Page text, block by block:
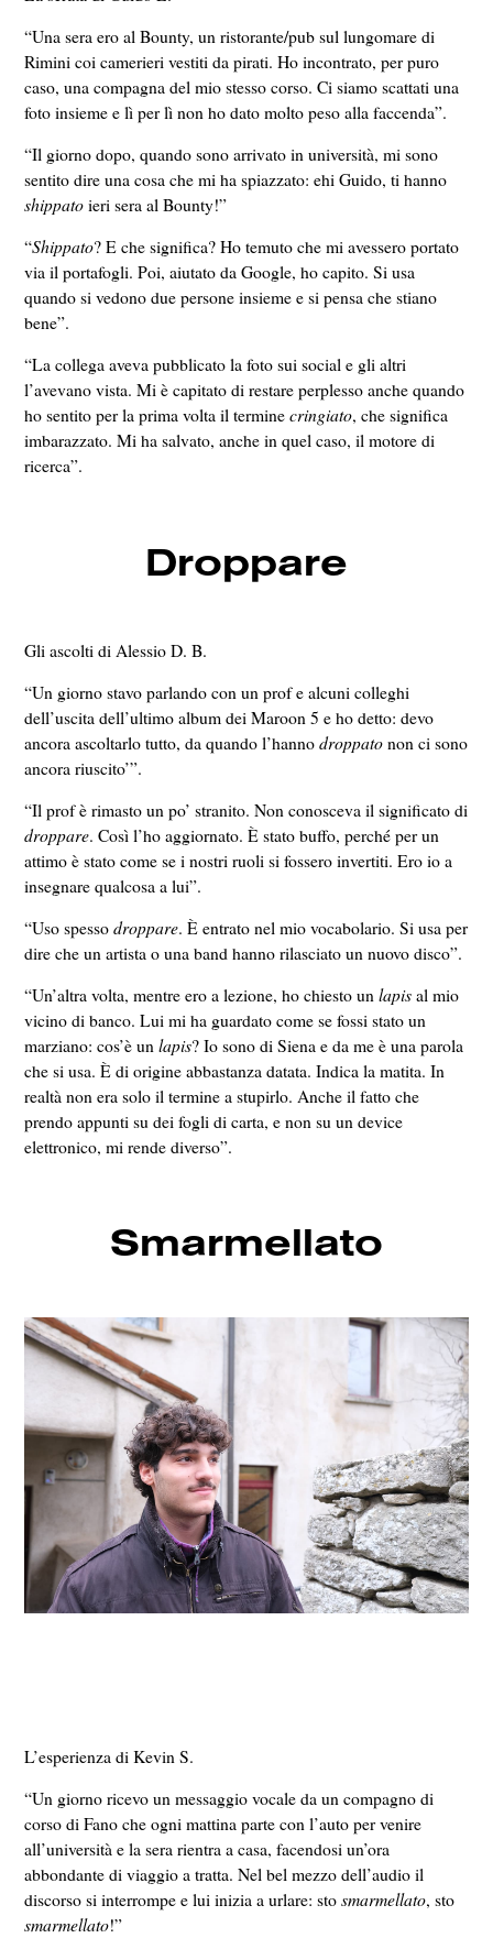
“Una sera ero al Bounty, un ristorante/pub sul lungomare di
Rimini coi camerieri vestiti da pirati. Ho incontrato, per puro
caso, una compagna del mio stesso corso. Ci siamo scattati una
foto insieme e lì per lì non ho dato molto peso alla faccenda”.
“Il giorno dopo, quando sono arrivato in università, mi sono
sentito dire una cosa che mi ha spiazzato: ehi Guido, ti hanno
shippatoieri sera al Bounty!”
“Shippato? E che significa? Ho temuto che mi avessero portato
via il portafogli. Poi, aiutato da Google, ho capito. Si usa
quando si vedono due persone insieme e si pensa che stiano
bene”.
“La collega aveva pubblicato la foto sui social e gli altri
l’avevano vista. Mi è capitato di restare perplesso anche quando
ho sentito per la prima volta il terminecringiato, che significa
imbarazzato. Mi ha salvato, anche in quel caso, il motore di
ricerca”.
Droppare
Gli ascolti di Alessio D. B.
“Un giorno stavo parlando con un prof e alcuni colleghi
dell’uscita dell’ultimo album dei Maroon 5 e ho detto: devo
ancora ascoltarlo tutto, da quando l’hannodroppatonon ci sono
ancora riuscito’”.
“Il prof è rimasto un po’ stranito. Non conosceva il significato di
droppare. Così l’ho aggiornato. È stato buffo, perché per un
attimo è stato come se i nostri ruoli si fossero invertiti. Ero io a
insegnare qualcosa a lui”.
“Uso spessodroppare. È entrato nel mio vocabolario. Si usa per
dire che un artista o una band hanno rilasciato un nuovo disco”.
“Un’altra volta, mentre ero a lezione, ho chiesto un lapisal mio
vicino di banco. Lui mi ha guardato come se fossi stato un
marziano: cos’è un lapis? Io sono di Siena e da me è una parola
che si usa. È di origine abbastanza datata. Indica la matita. In
realtà non era solo il termine a stupirlo. Anche il fatto che
prendo appunti su dei fogli di carta, e non su un device
elettronico, mi rende diverso”.
Smarmellato
L’esperienza di Kevin S.
“Un giorno ricevo un messaggio vocale da un compagno di
corso di Fano che ogni mattina parte con l’auto per venire
all’università e la sera rientra a casa, facendosi un’ora
abbondante di viaggio a tratta. Nel bel mezzo dell’audio il
discorso si interrompe e lui inizia a urlare: stosmarmellato, sto
smarmellato!”